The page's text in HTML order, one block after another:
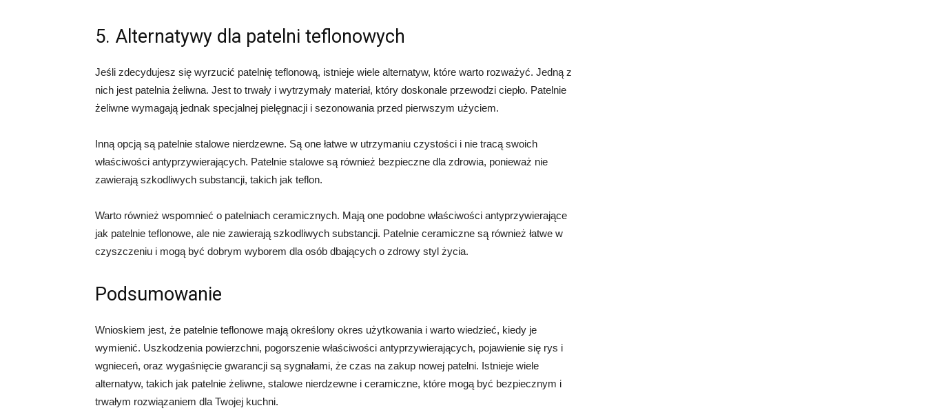
5. Alternatywy dla patelni teflonowych
Jeśli zdecydujesz się wyrzucić patelnię teflonową, istnieje wiele alternatyw, które warto rozważyć. Jedną z
nich jest patelnia żeliwna. Jest to trwały i wytrzymały materiał, który doskonale przewodzi ciepło. Patelnie
żeliwne wymagają jednak specjalnej pielęgnacji i sezonowania przed pierwszym użyciem.
Inną opcją są patelnie stalowe nierdzewne. Są one łatwe w utrzymaniu czystości i nie tracą swoich
właściwości antyprzywierających. Patelnie stalowe są również bezpieczne dla zdrowia, ponieważ nie
zawierają szkodliwych substancji, takich jak teflon.
Warto również wspomnieć o patelniach ceramicznych. Mają one podobne właściwości antyprzywierające
jak patelnie teflonowe, ale nie zawierają szkodliwych substancji. Patelnie ceramiczne są również łatwe w
czyszczeniu i mogą być dobrym wyborem dla osób dbających o zdrowy styl życia.
Podsumowanie
Wnioskiem jest, że patelnie teflonowe mają określony okres użytkowania i warto wiedzieć, kiedy je
wymienić. Uszkodzenia powierzchni, pogorszenie właściwości antyprzywierających, pojawienie się rys i
wgnieceń, oraz wygaśnięcie gwarancji są sygnałami, że czas na zakup nowej patelni. Istnieje wiele
alternatyw, takich jak patelnie żeliwne, stalowe nierdzewne i ceramiczne, które mogą być bezpiecznym i
trwałym rozwiązaniem dla Twojej kuchni.